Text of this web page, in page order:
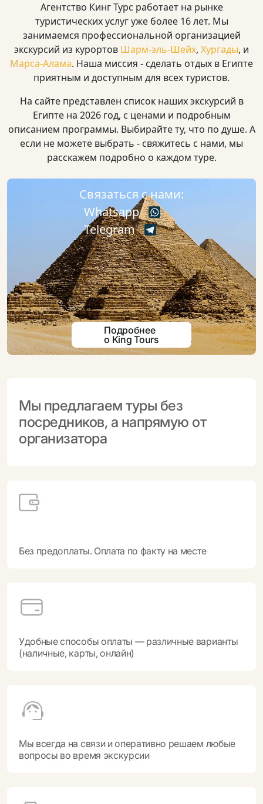
Агентство Кинг Турс работает на рынке
туристических услуг уже более 16 лет. Мы
занимаемся профессиональной организацией
экскурсий из курортов Шарм-эль-Шейх, Хургады, и
Марса-Алама. Наша миссия - сделать отдых в Египте
приятным и доступным для всех туристов.
На сайте представлен список наших экскурсий в
Египте на 2026 год, с ценами и подробным
описанием программы. Выбирайте ту, что по душе. А
если не можете выбрать - свяжитесь с нами, мы
расскажем подробно о каждом туре.
Связаться с нами:
Whatsapp
Telegram
Подробнее
о King Tours
Мы предлагаем туры без
посредников, а напрямую от
организатора
Без предоплаты. Оплата по факту на месте
Удобные способы оплаты — различные варианты
(наличные, карты, онлайн)
Мы всегда на связи и оперативно решаем любые
вопросы во время экскурсии